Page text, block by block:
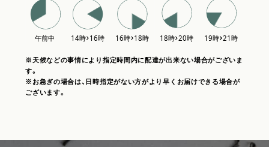
※天候などの事情により指定時間内に配達が出来ない場合がございま
す。
※お急ぎの場合は、日時指定がない方がより早くお届けできる場合が
ございます。